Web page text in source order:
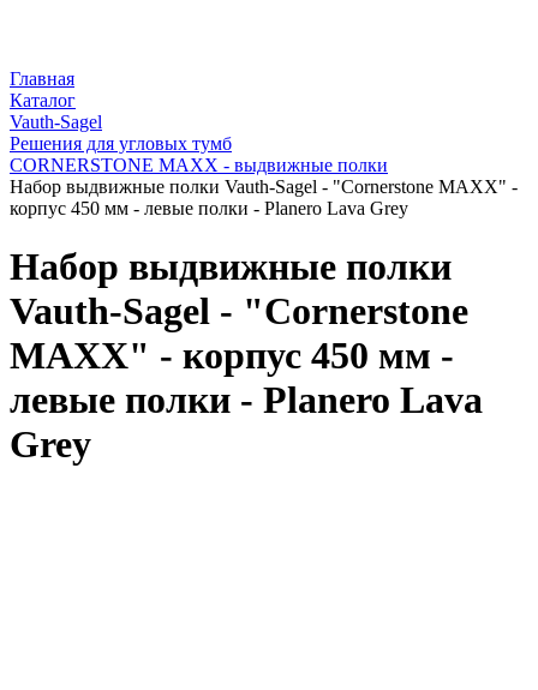
Главная
Каталог
Vauth-Sagel
Решения для угловых тумб
CORNERSTONE MAXX - выдвижные полки
Набор выдвижные полки Vauth-Sagel - "Cornerstone MAXX" -
корпус 450 мм - левые полки - Planero Lava Grey
Набор выдвижные полки
Vauth-Sagel - "Cornerstone
MAXX" - корпус 450 мм -
левые полки - Planero Lava
Grey